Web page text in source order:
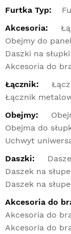
Furtka Typ:
Akcesoria:
Obejmy do
Daszki na słupki
Akcesoria do
Łącznik:
Łącznik
Obejmy:
Obejma do
Uchwyt
Daszki:
Daszek na
Daszek na
Akcesoria do
Akcesoria do
Akcesoria do